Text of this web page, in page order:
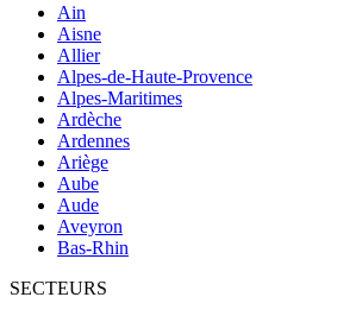
Ain
Aisne
Allier
Alpes-de-Haute-Provence
Alpes-Maritimes
Ardèche
Ardennes
Ariège
Aube
Aude
Aveyron
Bas-Rhin
SECTEURS